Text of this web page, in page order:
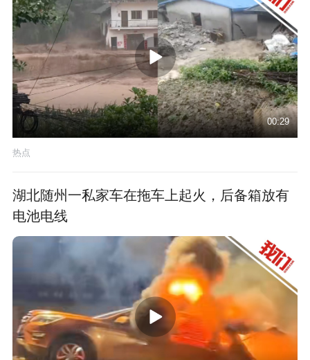
00:29
热点
湖北随州一私家车在拖车上起火，后备箱放有
电池电线